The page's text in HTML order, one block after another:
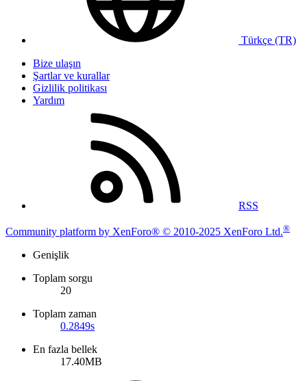
Türkçe (TR)
Bize ulaşın
Şartlar ve kurallar
Gizlilik politikası
Yardım
RSS
Community platform by XenForo® © 2010-2025 XenForo Ltd.®
Genişlik
Toplam sorgu
20
Toplam zaman
0.2849s
En fazla bellek
17.40MB